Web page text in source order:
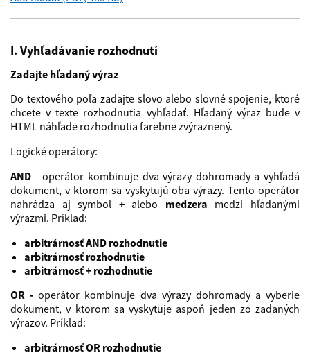
I. Vyhľadávanie rozhodnutí
Zadajte hľadaný výraz
Do textového poľa zadajte slovo alebo slovné spojenie, ktoré
chcete v texte rozhodnutia vyhľadať. Hľadaný výraz bude v
HTML náhľade rozhodnutia farebne zvýraznený.
Logické operátory:
AND - operátor kombinuje dva výrazy dohromady a vyhľadá
dokument, v ktorom sa vyskytujú oba výrazy. Tento operátor
nahrádza aj symbol +alebo medzera medzi hľadanými
výrazmi. Príklad:
arbitrárnosť AND rozhodnutie
arbitrárnosť rozhodnutie
arbitrárnosť + rozhodnutie
OR - operátor kombinuje dva výrazy dohromady a vyberie
dokument, v ktorom sa vyskytuje aspoň jeden zo zadaných
výrazov. Príklad:
arbitrárnosť OR rozhodnutie